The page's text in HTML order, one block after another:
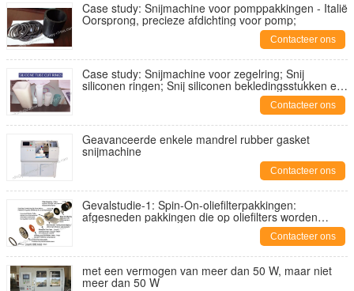
Case study: Snijmachine voor pomppakkingen - Italië
Oorsprong, precieze afdichting voor pomp;
Contacteer ons
Case study: Snijmachine voor zegelring; Snij
siliconen ringen; Snij siliconen bekledingsstukken en
Contacteer ons
Geavanceerde enkele mandrel rubber gasket
snijmachine
Contacteer ons
Gevalstudie-1: Spin-On-oliefilterpakkingen:
afgesneden pakkingen die op oliefilters worden
Contacteer ons
met een vermogen van meer dan 50 W, maar niet
meer dan 50 W